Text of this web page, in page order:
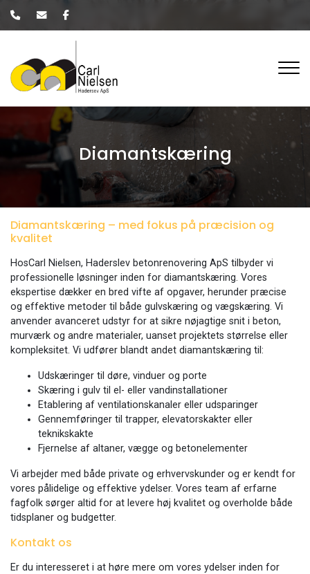
Gå
Diamantskæring
Diamantskæring – med fokus på præcision og
kvalitet
HosCarl Nielsen, Haderslev betonrenovering ApS tilbyder vi
professionelle løsninger inden for diamantskæring. Vores
ekspertise dækker en bred vifte af opgaver, herunder præcise
og effektive metoder til både gulvskæring og vægskæring. Vi
anvender avanceret udstyr for at sikre nøjagtige snit i beton,
murværk og andre materialer, uanset projektets størrelse eller
kompleksitet. Vi udfører blandt andet diamantskæring til:
Udskæringer til døre, vinduer og porte
Skæring i gulv til el- eller vandinstallationer
Etablering af ventilationskanaler eller udsparinger
Gennemføringer til trapper, elevatorskakter eller
teknikskakte
Fjernelse af altaner, vægge og betonelementer
Vi arbejder med både private og erhvervskunder og er kendt for
vores pålidelige og effektive ydelser. Vores team af erfarne
fagfolk sørger altid for at levere høj kvalitet og overholde både
tidsplaner og budgetter.
Kontakt os
Er du interesseret i at høre mere om vores ydelser inden for